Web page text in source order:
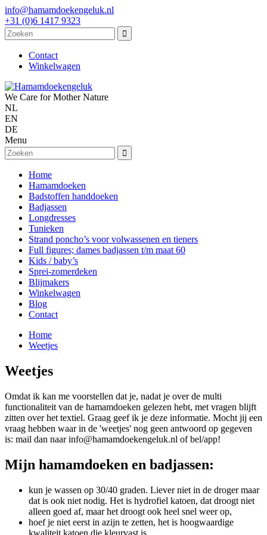
info@hamamdoekengeluk.nl
+31 (0)6 1417 9323
Contact
Winkelwagen
We Care for Mother Nature
NL
EN
DE
Menu
Home
Hamamdoeken
Badstoffen handdoeken
Badjassen
Longdresses
Tunieken
Strand poncho’s voor volwassenen en tieners
Full figures; dames badjassen t/m maat 60
Kids / baby’s
Sprei-zomerdeken
Blijmakers
Winkelwagen
Blog
Contact
Home
Weetjes
Weetjes
Omdat ik kan me voorstellen dat je, nadat je over de multi
functionaliteit van de hamamdoeken gelezen hebt, met vragen blijft
zitten over het textiel. Graag geef ik je deze informatie. Mocht jij een
vraag hebben waar in de 'weetjes' nog geen antwoord op gegeven
is: mail dan naar info@hamamdoekengeluk.nl of bel/app!
Mijn hamamdoeken en badjassen:
kun je wassen op 30/40 graden. Liever niet in de droger maar
dat is ook niet nodig. Het is hydrofiel katoen, dat droogt niet
alleen goed af, maar het droogt ook heel snel weer op,
hoef je niet eerst in azijn te zetten, het is hoogwaardige
kwaliteit katoen die kleurvast is,